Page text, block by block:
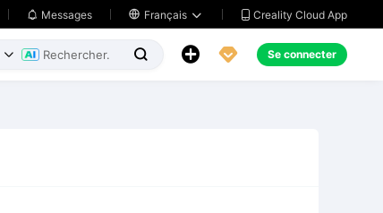
 Messages  Français   Creality Cloud App
    Se connecter